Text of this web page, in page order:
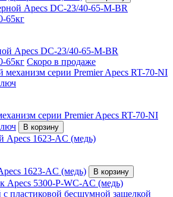
Apecs DC-23/40-65-M-BR
65кг Скоро в продаже
серии Premier Apecs RT-70-NI
В корзину
1623-AC (медь)
В корзину